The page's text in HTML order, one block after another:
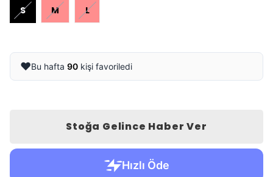
S M L
❤️Bu hafta 90 kişi favoriledi
Stoğa Gelince Haber Ver